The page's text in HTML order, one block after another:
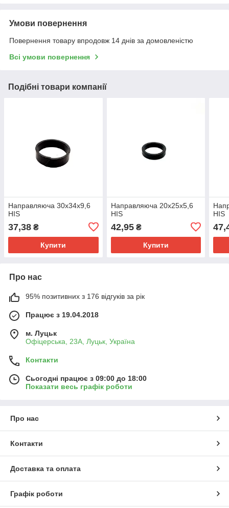
Умови повернення
Повернення товару впродовж 14 днів за домовленістю
Всі умови повернення
Подібні товари компанії
Направляюча 30х34х9,6
HIS
37,38 ₴
Купити
Направляюча 20х25х5,6
HIS
42,95₴
Купити
HIS
Про нас
95% позитивних з 176 відгуків за рік
Працює з 19.04.2018
м. Луцьк
Офіцерська, 23А, Луцьк, Україна
Контакти
Сьогодні працює з 09:00 до 18:00
Показати весь графік роботи
Про нас
Контакти
Доставка та оплата
Графік роботи